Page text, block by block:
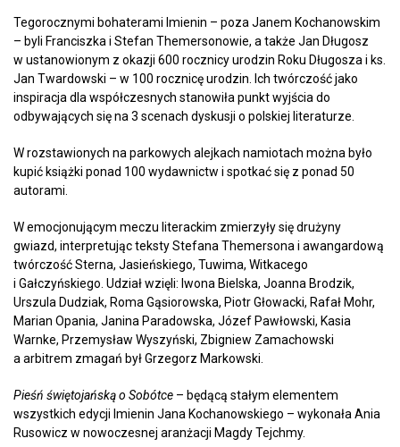
Tegorocznymi bohaterami Imienin – poza Janem Kochanowskim
– byli Franciszka i Stefan Themersonowie, a także Jan Długosz
w ustanowionym z okazji 600 rocznicy urodzin Roku Długosza i ks.
Jan Twardowski – w 100 rocznicę urodzin. Ich twórczość jako
inspiracja dla współczesnych stanowiła punkt wyjścia do
odbywających się na 3 scenach dyskusji o polskiej literaturze.
W rozstawionych na parkowych alejkach namiotach można było
kupić książki ponad 100 wydawnictw i spotkać się z ponad 50
autorami.
W emocjonującym meczu literackim zmierzyły się drużyny
gwiazd, interpretując teksty Stefana Themersona i awangardową
twórczość Sterna, Jasieńskiego, Tuwima, Witkacego
i Gałczyńskiego. Udział wzięli: Iwona Bielska, Joanna Brodzik,
Urszula Dudziak, Roma Gąsiorowska, Piotr Głowacki, Rafał Mohr,
Marian Opania, Janina Paradowska, Józef Pawłowski, Kasia
Warnke, Przemysław Wyszyński, Zbigniew Zamachowski
a arbitrem zmagań był Grzegorz Markowski.
Pieśń świętojańską o Sobótce – będącą stałym elementem
wszystkich edycji Imienin Jana Kochanowskiego – wykonała Ania
Rusowicz w nowoczesnej aranżacji Magdy Tejchmy.